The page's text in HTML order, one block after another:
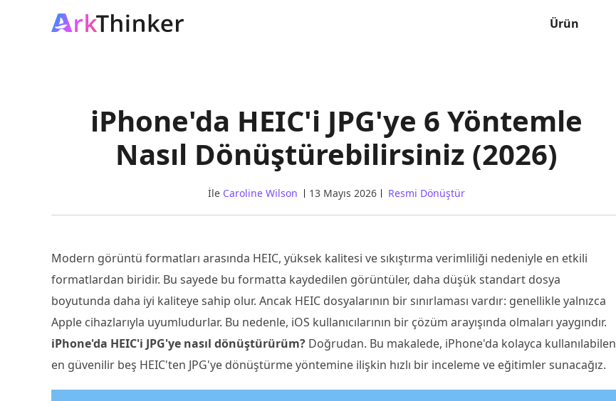
Ürün
iPhone'da HEIC'i JPG'ye 6 Yöntemle
Nasıl Dönüştürebilirsiniz (2026)
İle Caroline Wilson 13 Mayıs 2026 Resmi Dönüştür
Modern görüntü formatları arasında HEIC, yüksek kalitesi ve sıkıştırma verimliliği nedeniyle en etkili
formatlardan biridir. Bu sayede bu formatta kaydedilen görüntüler, daha düşük standart dosya
boyutunda daha iyi kaliteye sahip olur. Ancak HEIC dosyalarının bir sınırlaması vardır: genellikle yalnızca
Apple cihazlarıyla uyumludurlar. Bu nedenle, iOS kullanıcılarının bir çözüm arayışında olmaları yaygındır.
iPhone'da HEIC'i JPG'ye nasıl dönüştürürüm? Doğrudan. Bu makalede, iPhone'da kolayca kullanılabilen
en güvenilir beş HEIC'ten JPG'ye dönüştürme yöntemine ilişkin hızlı bir inceleme ve eğitimler sunacağız.